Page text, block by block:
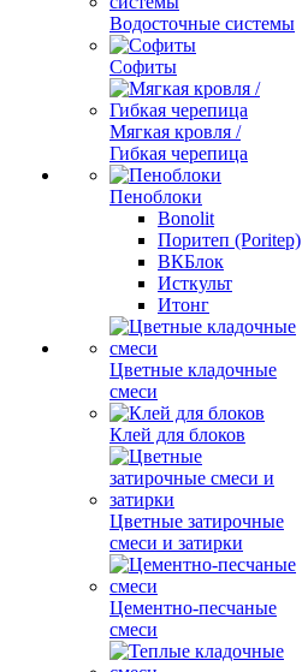
Водосточные системы
Софиты
Мягкая кровля /
Гибкая черепица
Пеноблоки
Bonolit
Поритеп (Poritep)
ВКБлок
Исткульт
Итонг
Цветные кладочные
смеси
Клей для блоков
Цветные затирочные
смеси и затирки
Цементно-песчаные
смеси